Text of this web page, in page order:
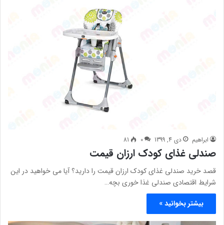
ابراهیم دی 4, 1399 0
81
صندلی غذای کودک ارزان قیمت
قصد خرید صندلی غذای کودک ارزان قیمت را دارید؟ آیا می خواهید در این
شرایط اقتصادی صندلی غذا خوری بچه…
بیشتر بخوانید »